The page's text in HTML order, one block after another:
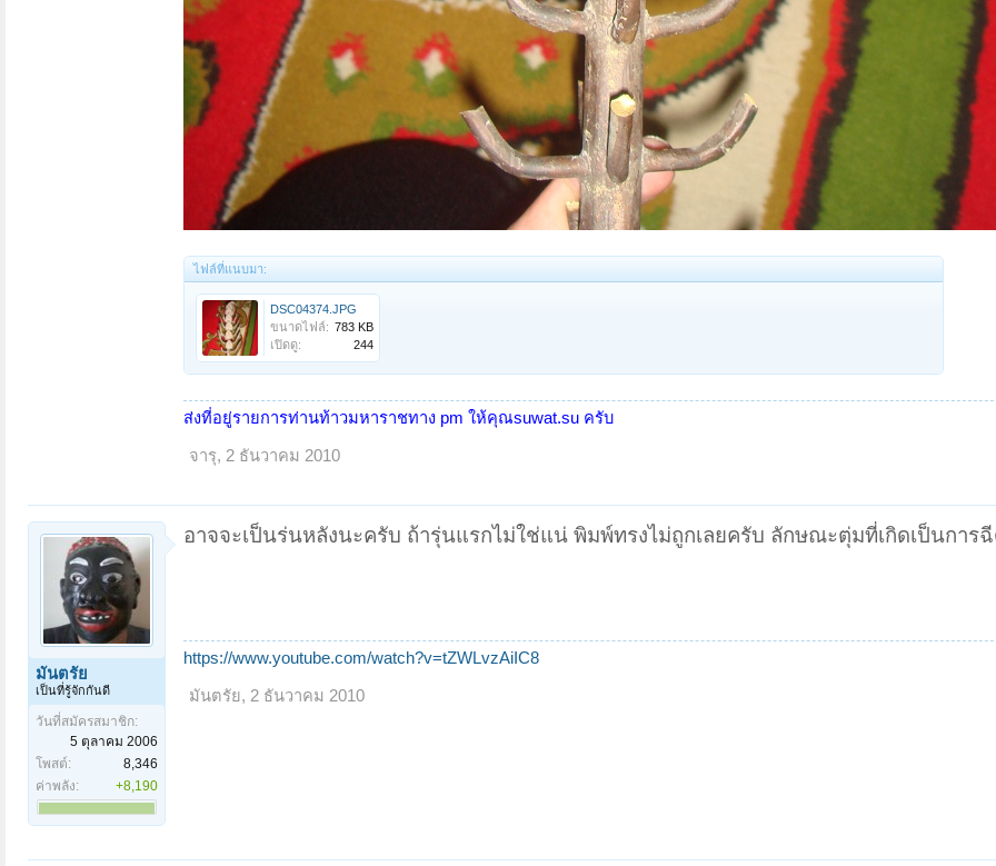
ไฟล์ที่แนบมา:
DSC04374.JPG
ขนาดไฟล์: 783 KB
เปิดดู:
244
ส่งที่อยู่รายการท่านท้าวมหาราชทาง pm ให้คุณsuwat.su ครับ
จารุ, 2 ธันวาคม 2010
มันตรัย
เป็นที่รู้จักกันดี
วันที่สมัครสมาชิก:
5 ตุลาคม 2006
โพสต์:
8,346
ค่าพลัง:
+8,190
อาจจะเป็นร่นหลังนะครับ ถ้ารุ่นแรกไม่ใช่แน่ พิมพ์ทรงไม่ถูกเลยครับ ลักษณะตุ่มที่เกิดเป็นการ
https://www.youtube.com/watch?v=tZWLvzAiIC8
มันตรัย, 2 ธันวาคม 2010